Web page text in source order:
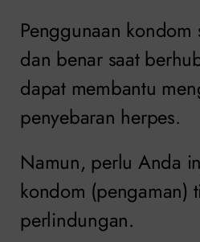
Penggunaan kondom
dan benar saat
dapat membantu
penyebaran herpes.
Namun, perlu Anda
kondom (pengaman)
perlindungan.